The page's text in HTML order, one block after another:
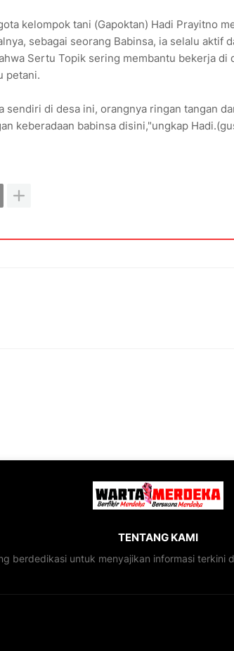
kelompok tani (Gapoktan) Hadi Prayitno
sebagai seorang Babinsa, ia selalu aktif
Sertu Topik sering membantu bekerja di
petani.
di desa ini, orangnya ringan tangan
keberadaan babinsa disini,"ungkap
TENTANG KAMI
berdedikasi untuk menyajikan informasi